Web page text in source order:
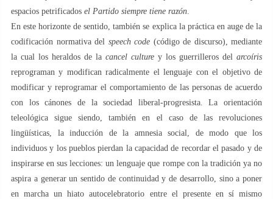
espacios petrificados el Partido siempre tiene razón
En este horizonte de sentido, también se explica la práctica en auge de la
codificación normativa del speech code (código de discurso), mediante
la cual los heraldos de la cancel culture y los guerrilleros del arcoíris
reprograman y modifican radicalmente el lenguaje con el objetivo de
modificar y reprogramar el comportamiento de las personas de acuerdo
con los cánones de la sociedad liberal-progresista. La orientación
teleológica sigue siendo, también en el caso de las revoluciones
lingüísticas, la inducción de la amnesia social, de modo que los
individuos y los pueblos pierdan la capacidad de recordar el pasado y de
inspirarse en sus lecciones: un lenguaje que rompe con la tradición ya no
aspira a generar un sentido de continuidad y de desarrollo, sino a poner
en marcha un hiato autocelebratorio entre el presente en sí mismo